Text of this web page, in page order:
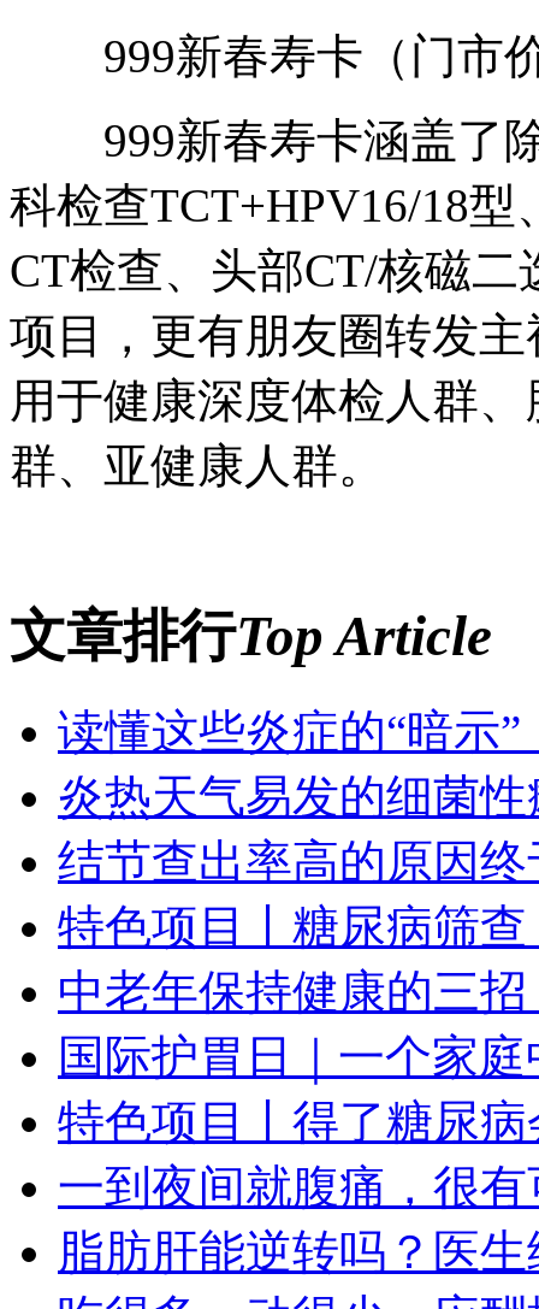
999新春寿卡（门市
999新春寿卡涵盖了除
科检查TCT+HPV16/18
CT检查、头部CT/核磁
项目，更有朋友圈转发
用于健康深度体检人群
群、亚健康人群。
文章排行Top Article
读懂这些炎症的“暗示
炎热天气易发的细菌
结节查出率高的原因
特色项目丨糖尿病筛
中老年保持健康的三
国际护胃日｜一个家
特色项目丨得了糖尿
一到夜间就腹痛，很
脂肪肝能逆转吗？医